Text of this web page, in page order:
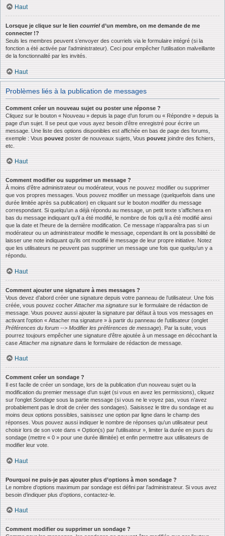
Haut
Lorsque je clique sur le lien courrield’un membre, on me demande de me
connecter !?
Seuls les membres peuvent s’envoyer des courriels via le formulaire intégré (si la
fonction a été activée par l’administrateur). Ceci pour empêcher l’utilisation malveillante
de la fonctionnalité par les invités.
Haut
Problèmes liés à la publication de messages
Comment créer un nouveau sujet ou poster une réponse ?
Cliquez sur le bouton « Nouveau » depuis la page d’un forum ou « Répondre » depuis la
page d’un sujet. Il se peut que vous ayez besoin d’être enregistré pour écrire un
message. Une liste des options disponibles est affichée en bas de page des forums,
exemple : Vous pouvez poster de nouveaux sujets, Vous pouvez joindre des fichiers,
etc.
Haut
Comment modifier ou supprimer un message ?
À moins d’être administrateur ou modérateur, vous ne pouvez modifier ou supprimer
que vos propres messages. Vous pouvez modifier un message (quelquefois dans une
durée limitée après sa publication) en cliquant sur le bouton modifier du message
correspondant. Si quelqu’un a déjà répondu au message, un petit texte s’affichera en
bas du message indiquant qu’il a été modifié, le nombre de fois qu’il a été modifié ainsi
que la date et l’heure de la dernière modification. Ce message n’apparaîtra pas si un
modérateur ou un administrateur modifie le message, cependant ils ont la possibilité de
laisser une note indiquant qu’ils ont modifié le message de leur propre initiative. Notez
que les utilisateurs ne peuvent pas supprimer un message une fois que quelqu’un y a
répondu.
Haut
Comment ajouter une signature à mes messages ?
Vous devez d’abord créer une signature depuis votre panneau de l’utilisateur. Une fois
créée, vous pouvez cocher Attacher ma signature sur le formulaire de rédaction de
message. Vous pouvez aussi ajouter la signature par défaut à tous vos messages en
activant l’option « Attacher ma signature » à partir du panneau de l’utilisateur (onglet
Préférences du forum --> Modifier les préférences de message). Par la suite, vous
pourrez toujours empêcher une signature d’être ajoutée à un message en décochant la
case Attacher ma signature dans le formulaire de rédaction de message.
Haut
Comment créer un sondage ?
Il est facile de créer un sondage, lors de la publication d’un nouveau sujet ou la
modification du premier message d’un sujet (si vous en avez les permissions), cliquez
sur l’onglet Sondage sous la partie message (si vous ne le voyez pas, vous n’avez
probablement pas le droit de créer des sondages). Saisissez le titre du sondage et au
moins deux options possibles, saisissez une option par ligne dans le champ des
réponses. Vous pouvez aussi indiquer le nombre de réponses qu’un utilisateur peut
choisir lors de son vote dans « Option(s) par l’utilisateur », limiter la durée en jours du
sondage (mettre « 0 » pour une durée illimitée) et enfin permettre aux utilisateurs de
modifier leur vote.
Haut
Pourquoi ne puis-je pas ajouter plus d’options à mon sondage ?
Le nombre d’options maximum par sondage est défini par l’administrateur. Si vous avez
besoin d’indiquer plus d’options, contactez-le.
Haut
Comment modifier ou supprimer un sondage ?